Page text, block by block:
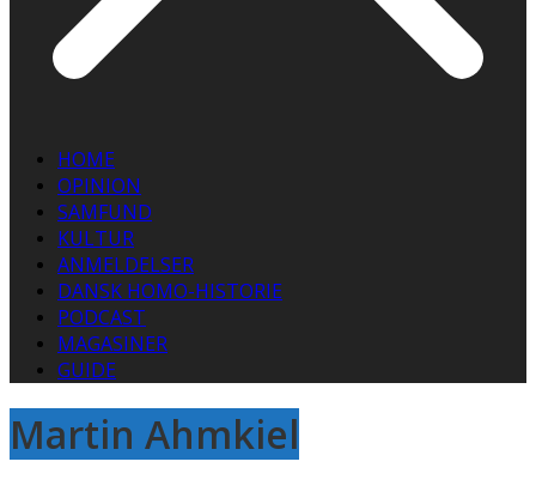
HOME
OPINION
SAMFUND
KULTUR
ANMELDELSER
DANSK HOMO-HISTORIE
PODCAST
MAGASINER
GUIDE
Martin Ahmkiel